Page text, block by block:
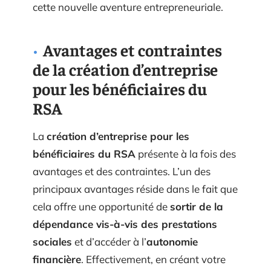
cette nouvelle aventure entrepreneuriale.
Avantages et contraintes
de la création d’entreprise
pour les bénéficiaires du
RSA
La création d’entreprise pour les
bénéficiaires du RSA présente à la fois des
avantages et des contraintes. L’un des
principaux avantages réside dans le fait que
cela offre une opportunité desortir de la
dépendance vis-à-vis des prestations
sociales et d’accéder à l’autonomie
financière. Effectivement, en créant votre